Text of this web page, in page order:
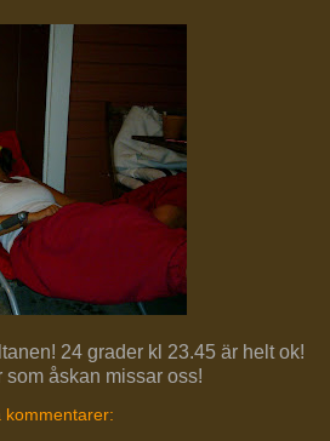
24 grader kl 23.45 är helt ok!
som åskan missar oss!
kommentarer: